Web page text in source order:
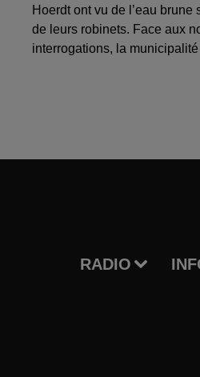
Hoerdt ont vu de l’eau brune
de leurs robinets. Face aux
interrogations, la municipalité
RADIO